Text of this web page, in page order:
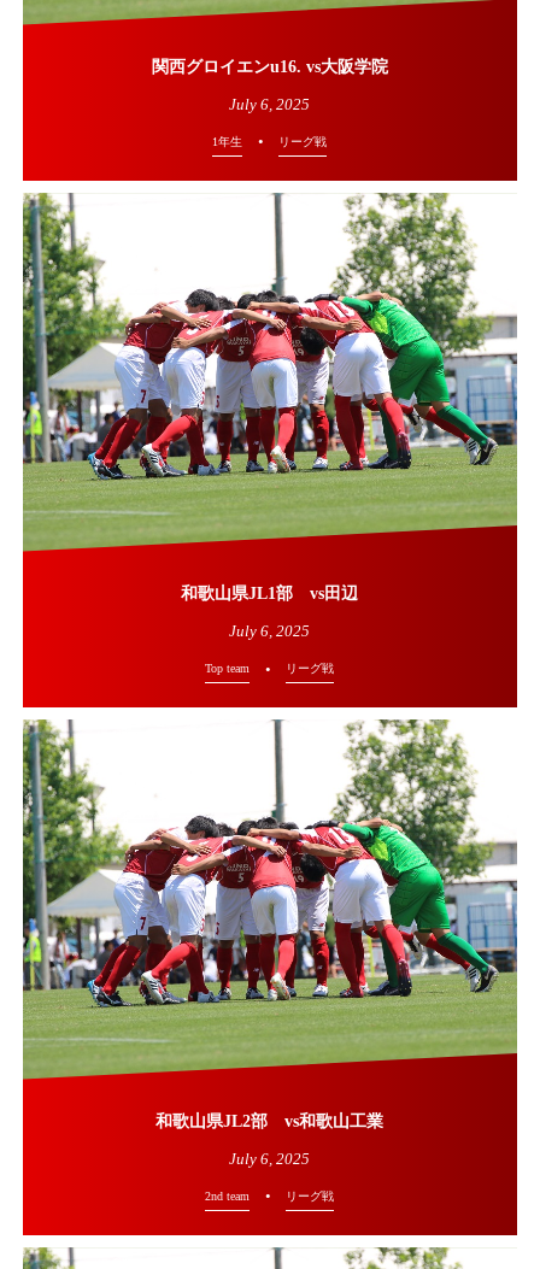
関西グロイエンu16. vs大阪学院
July 6 ,2025
1年生 リーグ戦
和歌山県JL1部 vs田辺
July 6,2025
Top team リーグ戦
和歌山県JL2部 vs和歌山工業
July 6 ,2025
2nd team リーグ戦